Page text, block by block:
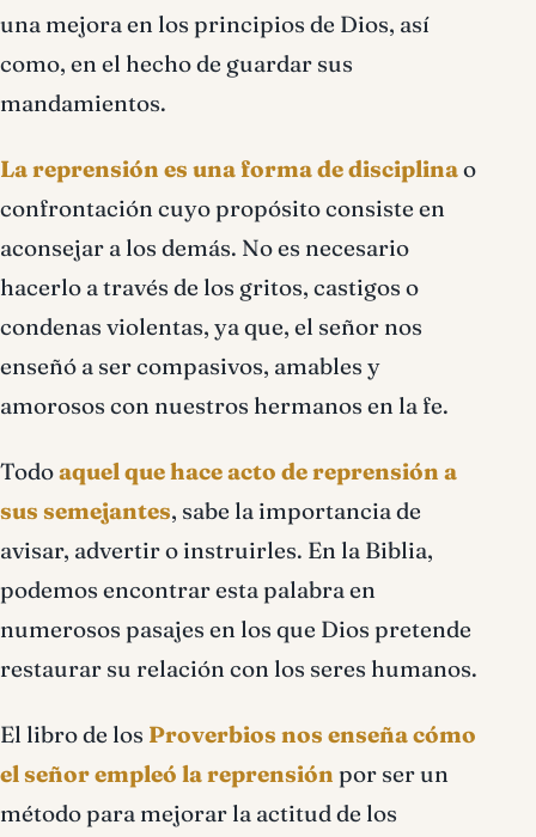
una mejora en los principios de Dios, así
como, en el hecho de guardar sus
mandamientos.
La reprensión es una forma de disciplinao
confrontación cuyo propósito consiste en
aconsejar a los demás. No es necesario
hacerlo a través de los gritos, castigos o
condenas violentas, ya que, el señor nos
enseñó a ser compasivos, amables y
amorosos con nuestros hermanos en la fe.
Todoaquel que hace acto de reprensión a
sus semejantes, sabe la importancia de
avisar, advertir o instruirles. En la Biblia,
podemos encontrar esta palabra en
numerosos pasajes en los que Dios pretende
restaurar su relación con los seres humanos.
El libro de los Proverbios nos enseña cómo
el señor empleó la reprensión por ser un
método para mejorar la actitud de los